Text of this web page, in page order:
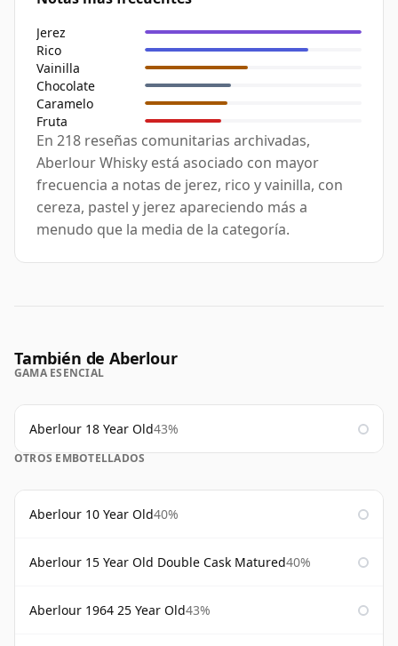
Jerez
Rico
Vainilla
Chocolate
Caramelo
Fruta
En 218 reseñas comunitarias archivadas,
Aberlour Whisky está asociado con mayor
frecuencia a notas de jerez, rico y vainilla, con
cereza, pastel y jerez apareciendo más a
menudo que la media de la categoría.
También de Aberlour
GAMA ESENCIAL
Aberlour 18 Year Old43%
OTROS EMBOTELLADOS
Aberlour 10 Year Old40%
Aberlour 15 Year Old Double Cask Matured40%
Aberlour 1964 25 Year Old43%